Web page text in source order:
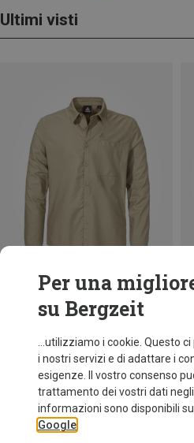
Ultimi visti
Risparmi 29%
Per una
su Bergzeit
...utilizziamo i cookie. Questo
i nostri servizi e di adattare i
esigenze. Il vostro consenso
trattamento dei vostri dati
informazioni sono disponibili
Google